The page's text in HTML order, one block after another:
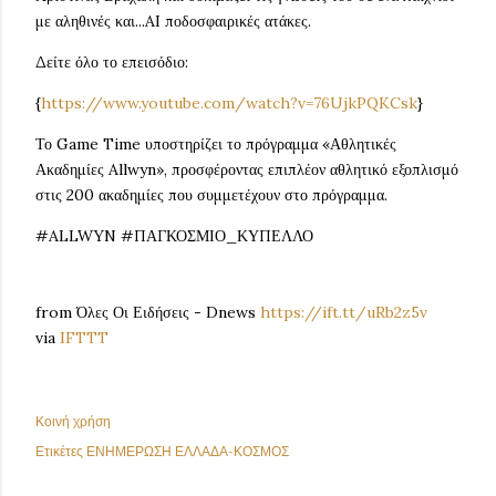
με αληθινές και...AI ποδοσφαιρικές ατάκες.
Δείτε όλο το επεισόδιο:
{https://www.youtube.com/watch?v=76UjkPQKCsk}
Το Game Time υποστηρίζει το πρόγραμμα «Αθλητικές
Ακαδημίες Allwyn», προσφέροντας επιπλέον αθλητικό εξοπλισμό
στις 200 ακαδημίες που συμμετέχουν στο πρόγραμμα.
#ALLWYN #ΠΑΓΚΟΣΜΙΟ_ΚΥΠΕΛΛΟ
from Όλες Οι Ειδήσεις - Dnews https://ift.tt/uRb2z5v
via IFTTT
Κοινή χρήση
Ετικέτες ΕΝΗΜΕΡΩΣΗ ΕΛΛΑΔΑ-ΚΟΣΜΟΣ